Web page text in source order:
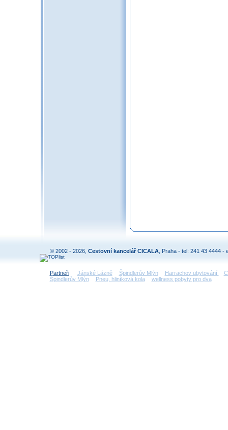
© 2002 - 2026, Cestovní kancelář CICALA , Praha - tel: 241 43 4444 -
Partneři: Jánské Lázně Špindlerův Mlýn Harrachov ubytování
Špindlerův Mlýn
Pneu, hliníková kola wellness pobyty pro dva